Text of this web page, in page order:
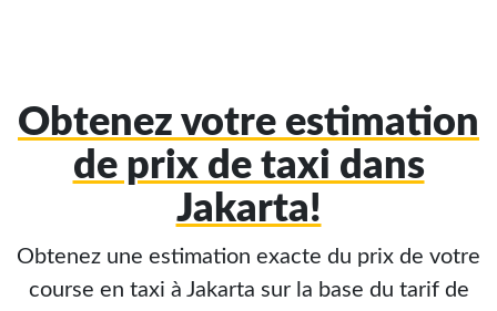
Obtenez votre estimation
de prix de taxi dans
Jakarta!
Obtenez une estimation exacte du prix de votre
course en taxi à Jakarta sur la base du tarif de